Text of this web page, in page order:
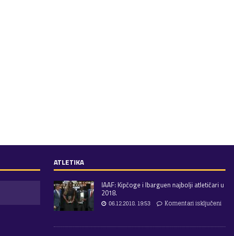
ATLETIKA
IAAF: Kipčoge i Ibarguen najbolji atletičari u
2018.
06.12.2018. 19:53
Komentari isključeni